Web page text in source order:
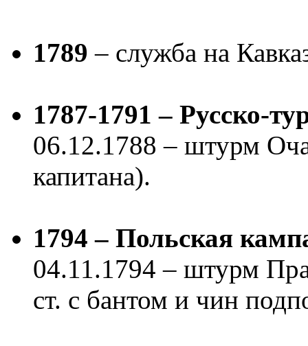
1789 – служба на
1787-1791 – Русско-
06.12.1788 – штурм
капитана).
1794 – Польская
04.11.1794 – штурм
ст. с бантом и чин